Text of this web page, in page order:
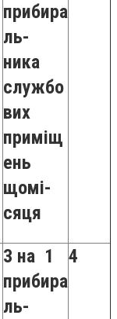
прибира
ль-
ника
службо
вих
приміщ
ень
щомі-
сяця
3 на 1
прибира
ль-
4